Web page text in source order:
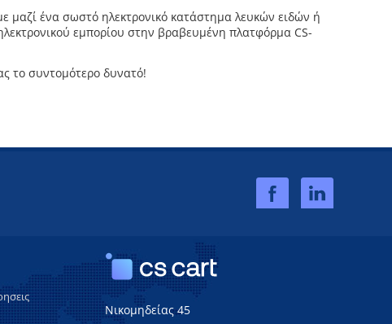
ένα σωστό ηλεκτρονικό κατάστημα λευκών ειδών ή
εμπορίου στην βραβευμένη πλατφόρμα CS-
το συντομότερο δυνατό!
Νικομηδείας 45